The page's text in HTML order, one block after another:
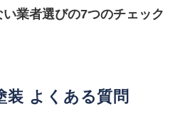
業者選びの7つのチェック
装 よくある質問